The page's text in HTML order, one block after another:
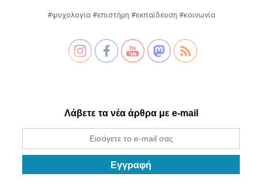
#ψυχολογία #επιστήμη #εκπαίδευση #κοινωνία
Λάβετε τα νέα άρθρα με e-mail